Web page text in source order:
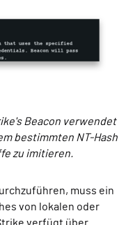
Beacon verwendet
bestimmten NT-Hash
zu imitieren.
muss ein
von lokalen oder
verfügt über